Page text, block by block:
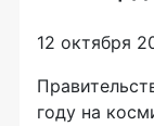
12 октября
году на